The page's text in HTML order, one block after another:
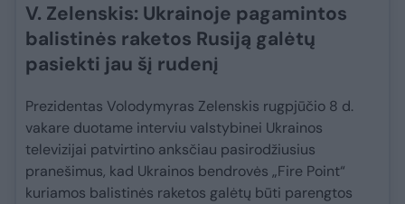
V. Zelenskis: Ukrainoje pagamintos
balistinės raketos Rusiją galėtų
pasiekti jau šį rudenį
Prezidentas Volodymyras Zelenskis rugpjūčio 8 d.
vakare duotame interviu valstybinei Ukrainos
televizijai patvirtino anksčiau pasirodžiusius
pranešimus, kad Ukrainos bendrovės „Fire Point“
kuriamos balistinės raketos galėtų būti parengtos